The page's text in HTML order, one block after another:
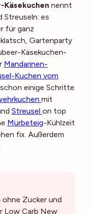
Käsekuchen nennt
Streuseln: es
für ganz
Gartenparty
Käsekuchen-
Mandarinen-
Kuchen vom
einige Schritte
mit
Streusel on top
Mürbeteig-Kühlzeit
fix. Außerdem
ohne Zucker und
Low Carb New